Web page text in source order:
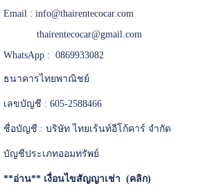
Email : info@thairentecocar.com
thairentecocar@gmail.com
WhatsApp : 0869933082
ธนาคารไทยพาณิชย์
เลขบัญชี : 605-2588466
ชื่อบัญชี : บริษัท ไทยเร้นท์อีโก้คาร์ จำกัด
บัญชีประเภทออมทรัพย์
**อ่าน** เงื่อนไขสัญญาเช่า (คลิก)